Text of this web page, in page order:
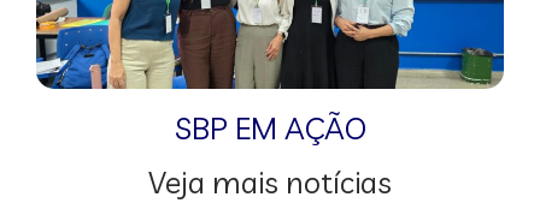
SBP EM AÇÃO
Veja mais notícias